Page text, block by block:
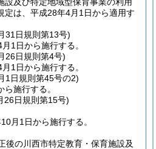
定は、平成28年4月1日から適用す
31日規則第13号)
1日から施行する。
26日規則第4号)
1日から施行する。
1日規則第45号の2)
施行する。
26日規則第15号)
月1日から施行する。
後の川西市特定教育・保育施設及